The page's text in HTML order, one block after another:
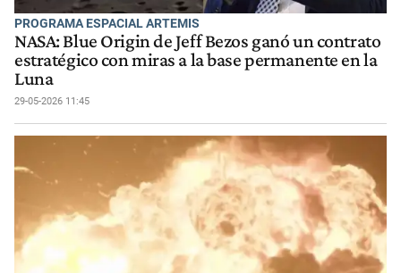
PROGRAMA ESPACIAL ARTEMIS
NASA: Blue Origin de Jeff Bezos ganó un contrato
estratégico con miras a la base permanente en la
Luna
29-05-2026 11:45